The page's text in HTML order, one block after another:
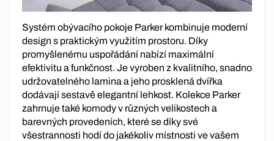
Systém obývacího pokoje Parker kombinuje moderní
design s praktickým využitím prostoru. Díky
promyšlenému uspořádání nabízí maximální
efektivitu a funkčnost. Je vyroben z kvalitního, snadno
udržovatelného lamina a jeho prosklená dvířka
dodávají sestavě elegantní lehkost. Kolekce Parker
zahrnuje také komody v různých velikostech a
barevných provedeních, které se díky své
všestrannosti hodí do jakékoliv místnosti ve vašem